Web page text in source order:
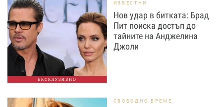
ЕКСКЛУЗИВНО
ИЗВЕСТНИ
Нов удар в битката: Брад
Пит поиска достъп до
тайните на Анджелина
Джоли
СВОБОДНО ВРЕМЕ